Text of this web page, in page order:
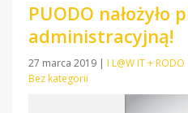
PUODO nałożyło
administracyjną!
27 marca 2019 | I L@W IT + RODO
Bez kategorii